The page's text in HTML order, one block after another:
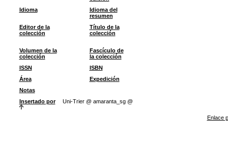
Idioma
Idioma del
resumen
Editor de la
colección
Título de la
colección
Volumen de la
colección
Fascículo de
la colección
ISSN
ISBN
Área
Expedición
Notas
Insertado por
Uni-Trier @ amaranta_sg @
Enlace